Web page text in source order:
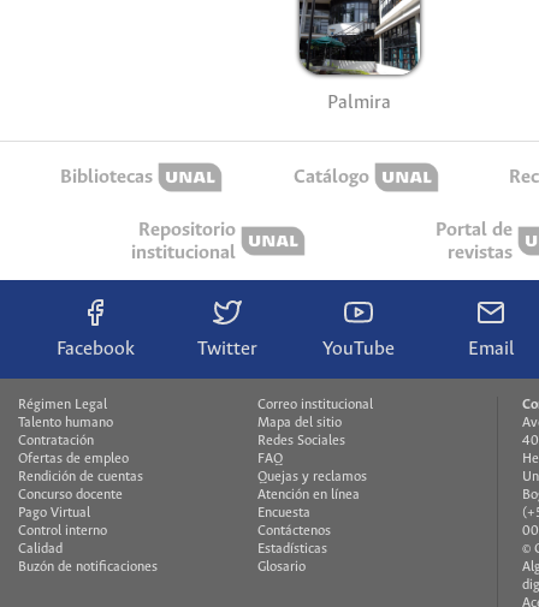
Palmira
Bibliotecas Catálogo
Repositorio
institucional
Portal de
revistas
Facebook Twitter YouTube Email
Régimen Legal
Talento humano
Contratación
Ofertas de empleo
Rendición de cuentas
Concurso docente
Pago Virtual
Control interno
Calidad
Buzón de notificaciones
Correo institucional
Mapa del sitio
Redes Sociales
FAQ
Quejas y reclamos
Atención en línea
Encuesta
Contáctenos
Estadísticas
Glosario
©